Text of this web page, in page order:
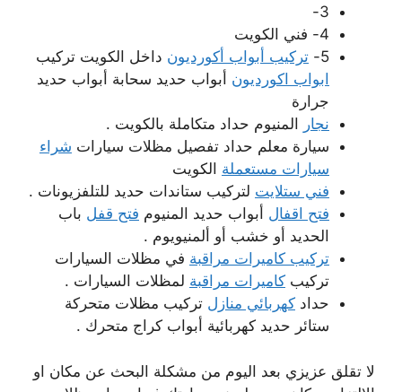
3-
4- فني الكويت
5-
تركيب أبواب أكورديون داخل الكويت تركيب
ابواب اكورديون أبواب حديد سحابة أبواب حديد
جرارة
نجار
المنيوم حداد متكاملة بالكويت .
سيارة معلم حداد تفصيل مظلات سيارات شراء
سيارات مستعملة الكويت
فني ستلايت لتركيب ستاندات حديد للتلفزيونات .
فتح اقفال أبواب حديد المنيوم فتح قفل باب
الحديد أو خشب أو ألمنيويوم .
تركيب كاميرات مراقبة في مظلات السيارات
تركيب كاميرات مراقبة لمظلات السيارات .
حداد كهربائي منازل تركيب مظلات متحركة
ستائر حديد كهربائية أبواب كراج متحرك .
لا تقلق عزيزي بعد اليوم من مشكلة البحث عن مكان او